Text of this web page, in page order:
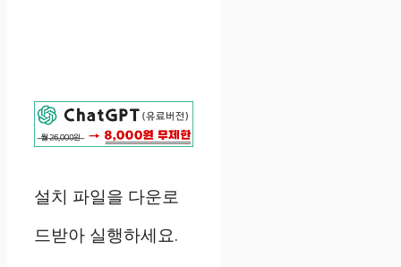
설치 파일을 다운로
드받아 실행하세요.